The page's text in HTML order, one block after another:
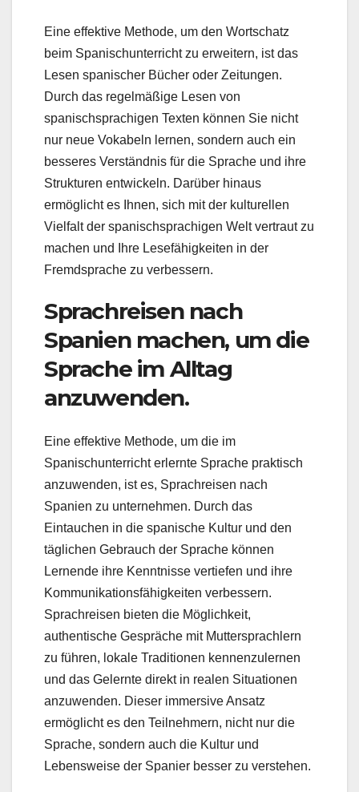
Eine effektive Methode, um den Wortschatz
beim Spanischunterricht zu erweitern, ist das
Lesen spanischer Bücher oder Zeitungen.
Durch das regelmäßige Lesen von
spanischsprachigen Texten können Sie nicht
nur neue Vokabeln lernen, sondern auch ein
besseres Verständnis für die Sprache und ihre
Strukturen entwickeln. Darüber hinaus
ermöglicht es Ihnen, sich mit der kulturellen
Vielfalt der spanischsprachigen Welt vertraut zu
machen und Ihre Lesefähigkeiten in der
Fremdsprache zu verbessern.
Sprachreisen nach
Spanien machen, um die
Sprache im Alltag
anzuwenden.
Eine effektive Methode, um die im
Spanischunterricht erlernte Sprache praktisch
anzuwenden, ist es, Sprachreisen nach
Spanien zu unternehmen. Durch das
Eintauchen in die spanische Kultur und den
täglichen Gebrauch der Sprache können
Lernende ihre Kenntnisse vertiefen und ihre
Kommunikationsfähigkeiten verbessern.
Sprachreisen bieten die Möglichkeit,
authentische Gespräche mit Muttersprachlern
zu führen, lokale Traditionen kennenzulernen
und das Gelernte direkt in realen Situationen
anzuwenden. Dieser immersive Ansatz
ermöglicht es den Teilnehmern, nicht nur die
Sprache, sondern auch die Kultur und
Lebensweise der Spanier besser zu verstehen.